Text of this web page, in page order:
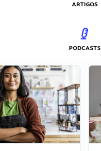
ARTIGOS
PODCASTS